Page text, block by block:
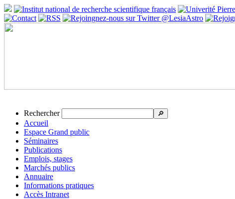
Rechercher 🔎
Accueil
Espace Grand public
Séminaires
Publications
Emplois, stages
Marchés publics
Annuaire
Informations pratiques
Accès Intranet